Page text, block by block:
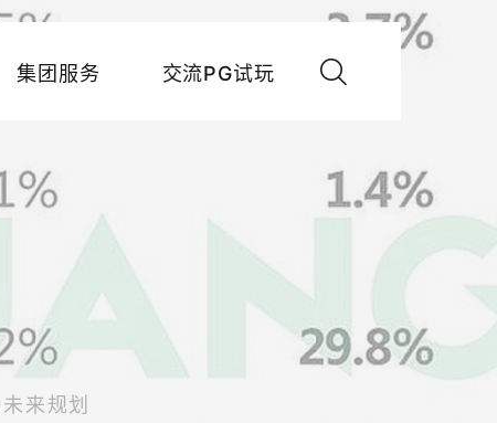
集团服务 交流PG试玩
来规划